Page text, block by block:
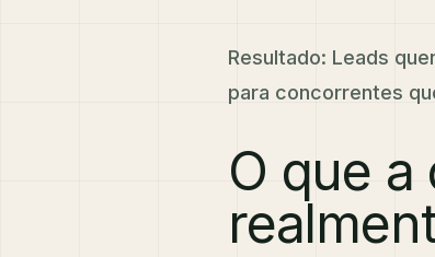
Resultado: Leads
para concorrentes
O que